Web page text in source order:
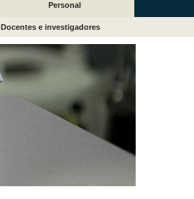
Personal
Docentes e investigadores